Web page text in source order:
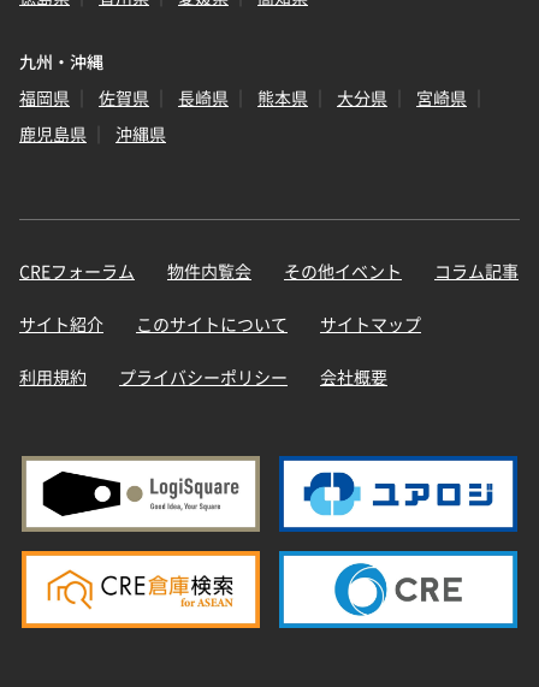
九州・沖縄
福岡県
佐賀県 長崎県 熊本県 大分県
宮崎県
鹿児島県
沖縄県
CREフォーラム 物件内覧会 その他イベント コラム記事
サイト紹介 このサイトについて サイトマップ
利用規約 プライバシーポリシー 会社概要